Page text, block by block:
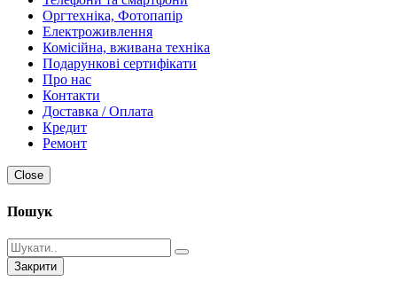
Оргтехніка, Фотопапір
Електроживлення
Комісійна, вживана техніка
Подарункові сертифікати
Про нас
Контакти
Доставка / Оплата
Кредит
Ремонт
Close
Пошук
Закрити